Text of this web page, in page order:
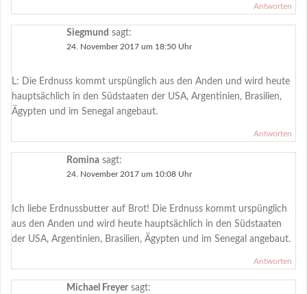
Antworten
Siegmund sagt:
24. November 2017 um 18:50 Uhr
L: Die Erdnuss kommt urspünglich aus den Anden und wird heute
hauptsächlich in den Südstaaten der USA, Argentinien, Brasilien,
Ägypten und im Senegal angebaut.
Antworten
Romina sagt:
24. November 2017 um 10:08 Uhr
Ich liebe Erdnussbutter auf Brot! Die Erdnuss kommt urspünglich
aus den Anden und wird heute hauptsächlich in den Südstaaten
der USA, Argentinien, Brasilien, Ägypten und im Senegal angebaut.
Antworten
Michael Freyer sagt: